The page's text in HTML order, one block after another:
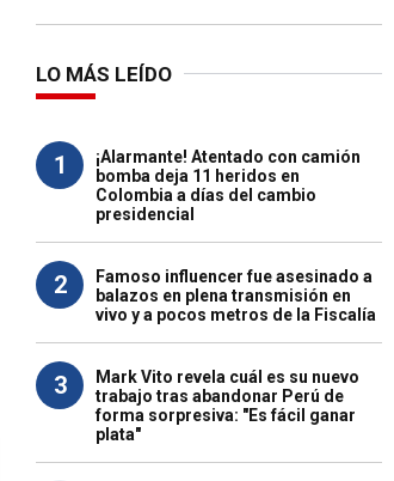
LO MÁS LEÍDO
1
¡Alarmante! Atentado con camión
bomba deja 11 heridos en
Colombia a días del cambio
presidencial
2
Famoso influencer fue asesinado a
balazos en plena transmisión en
vivo y a pocos metros de la Fiscalía
3
Mark Vito revela cuál es su nuevo
trabajo tras abandonar Perú de
forma sorpresiva: "Es fácil ganar
plata"